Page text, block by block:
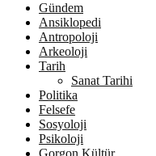
Gündem
Ansiklopedi
Antropoloji
Arkeoloji
Tarih
Sanat Tarihi
Politika
Felsefe
Sosyoloji
Psikoloji
Gorgon Kültür